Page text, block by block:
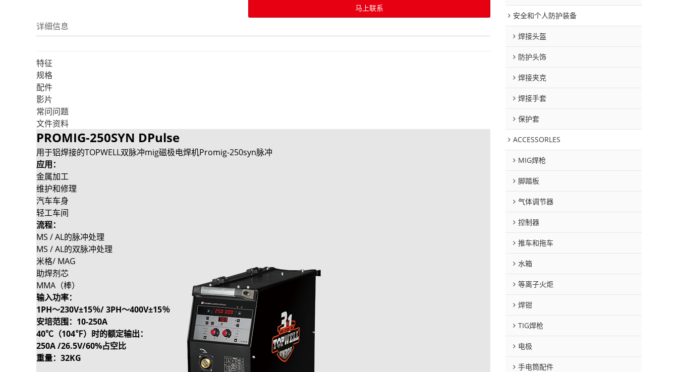
马上联系
详细信息
特征
规格
配件
影片
常问问题
文件资料
PROMIG-250SYN DPulse
用于铝焊接的TOPWELL双脉冲mig磁极电焊机Promig-250syn脉冲
应用：
金属加工
维护和修理
汽车车身
轻工车间
流程：
MS / AL的脉冲处理
MS / AL的双脉冲处理
米格/ MAG
助焊剂芯
MMA（棒）
输入功率：
1PH〜230V±15％/ 3PH〜400V±15％
安培范围： 10-250A
40℃（104℉）时的额定输出：
250A /26.5V/60%占空比
重量：32KG
安全和个人防护装备
焊接头盔
防护头饰
焊接夹克
焊接手套
保护套
ACCESSORLES
MIG焊枪
脚踏板
气体调节器
控制器
推车和拖车
水箱
等离子火炬
焊钳
TIG焊枪
电极
手电筒配件